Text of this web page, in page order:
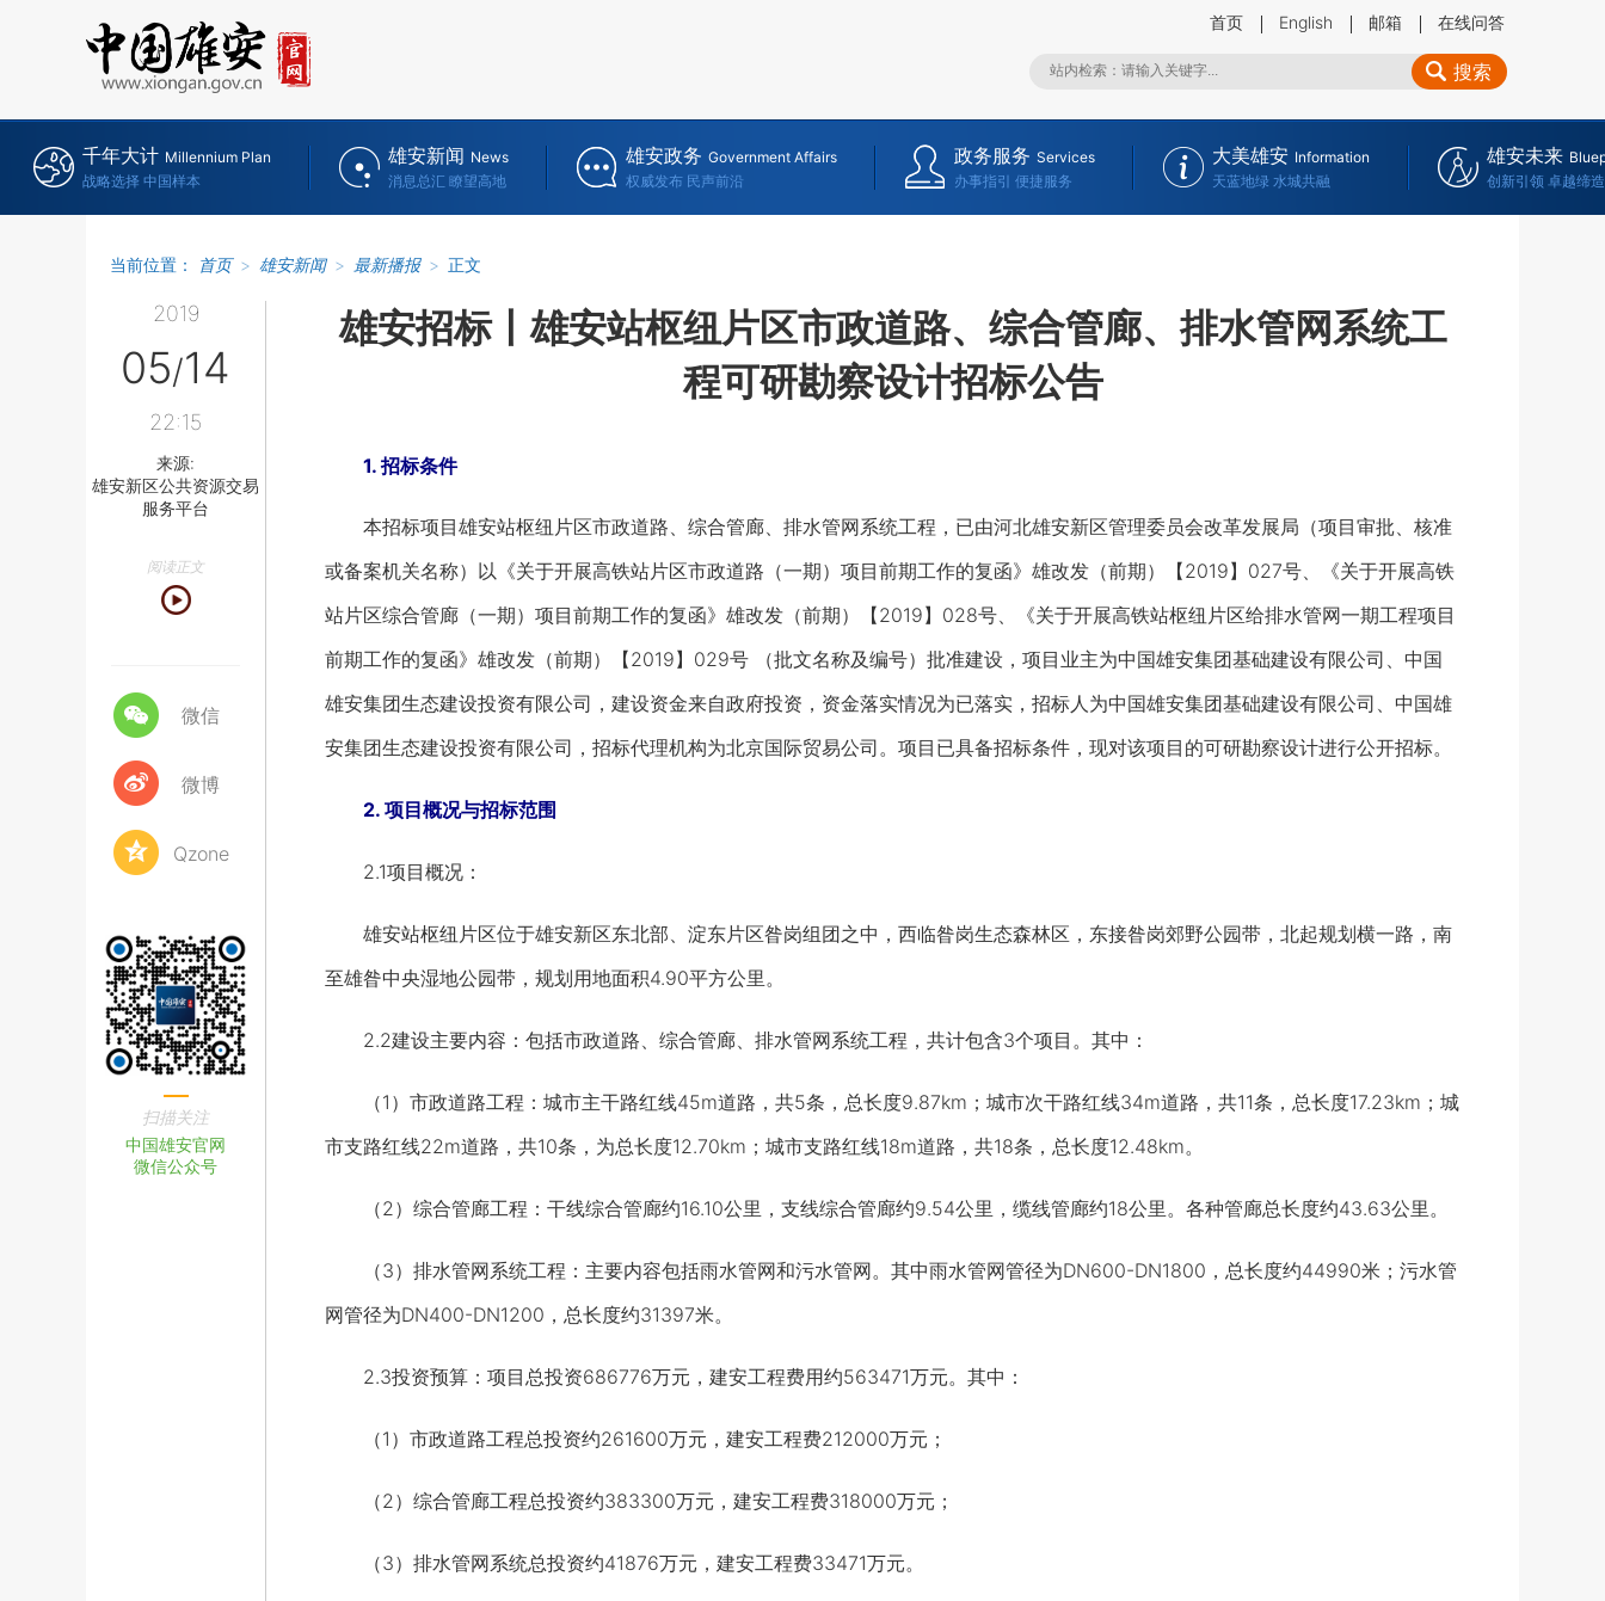
首页 English 邮箱 在线问答
搜索
千年大计 Millennium Plan
战略选择 中国样本
雄安新闻 News
消息总汇 瞭望高地
雄安政务 Government Affairs
权威发布 民声前沿
政务服务 Services
办事指引 便捷服务
大美雄安 Information
天蓝地绿 水城共融
雄安未来
创新引领 卓越缔造
当前位置： 首页 > 雄安新闻 > 最新播报 > 正文
2019
05/14
22:15
来源:
雄安新区公共资源交易
服务平台
阅读正文
微信
微博
Qzone
扫描关注
中国雄安官网
微信公众号
雄安招标丨雄安站枢纽片区市政道路、综合管廊、排水管网系统工
程可研勘察设计招标公告
1. 招标条件
本招标项目雄安站枢纽片区市政道路、综合管廊、排水管网系统工程，已由河北雄安新区管理委员会改革发展局（项目审批、核准
或备案机关名称）以《关于开展高铁站片区市政道路（一期）项目前期工作的复函》雄改发（前期）【2019】027号、《关于开展高铁
站片区综合管廊（一期）项目前期工作的复函》雄改发（前期）【2019】028号、《关于开展高铁站枢纽片区给排水管网一期工程项目
前期工作的复函》雄改发（前期）【2019】029号 （批文名称及编号）批准建设，项目业主为中国雄安集团基础建设有限公司、中国
雄安集团生态建设投资有限公司，建设资金来自政府投资，资金落实情况为已落实，招标人为中国雄安集团基础建设有限公司、中国雄
安集团生态建设投资有限公司，招标代理机构为北京国际贸易公司。项目已具备招标条件，现对该项目的可研勘察设计进行公开招标。
2. 项目概况与招标范围
2.1项目概况：
雄安站枢纽片区位于雄安新区东北部、淀东片区昝岗组团之中，西临昝岗生态森林区，东接昝岗郊野公园带，北起规划横一路，南
至雄昝中央湿地公园带，规划用地面积4.90平方公里。
2.2建设主要内容：包括市政道路、综合管廊、排水管网系统工程，共计包含3个项目。其中：
（1）市政道路工程：城市主干路红线45m道路，共5条，总长度9.87km；城市次干路红线34m道路，共11条，总长度17.23km；城
市支路红线22m道路，共10条，为总长度12.70km；城市支路红线18m道路，共18条，总长度12.48km。
（2）综合管廊工程：干线综合管廊约16.10公里，支线综合管廊约9.54公里，缆线管廊约18公里。各种管廊总长度约43.63公里。
（3）排水管网系统工程：主要内容包括雨水管网和污水管网。其中雨水管网管径为DN600-DN1800，总长度约44990米；污水管
网管径为DN400-DN1200，总长度约31397米。
2.3投资预算：项目总投资686776万元，建安工程费用约563471万元。其中：
（1）市政道路工程总投资约261600万元，建安工程费212000万元；
（2）综合管廊工程总投资约383300万元，建安工程费318000万元；
（3）排水管网系统总投资约41876万元，建安工程费33471万元。